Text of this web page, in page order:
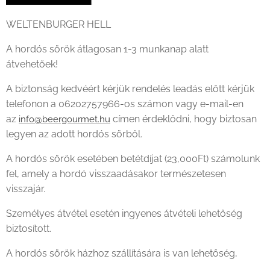
WELTENBURGER HELL
A hordós sörök átlagosan 1-3 munkanap alatt
átvehetőek!
A biztonság kedvéért kérjük rendelés leadás előtt kérjük
telefonon a 06202757966-os számon vagy e-mail-en
az info@beergourmet.hu címen érdeklődni, hogy biztosan
legyen az adott hordós sörből.
A hordós sörök esetében betétdíjat (23,000Ft) számolunk
fel, amely a hordó visszaadásakor természetesen
visszajár.
Személyes átvétel esetén ingyenes átvételi lehetőség
biztosított.
A hordós sörök házhoz szállítására is van lehetőség,